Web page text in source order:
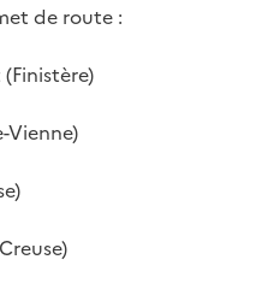
de route :
Vienne)